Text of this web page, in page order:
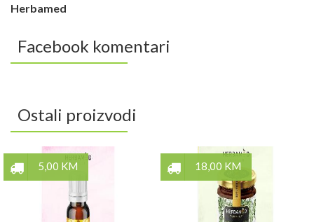
Herbamed
Facebook komentari
Ostali proizvodi
5,00 KM 18,00 KM